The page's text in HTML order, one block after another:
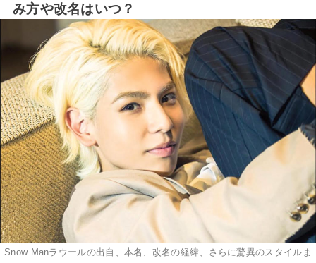
み方や改名はいつ？
Snow Manラウールの出自、本名、改名の経緯、さらに驚異のスタイルま